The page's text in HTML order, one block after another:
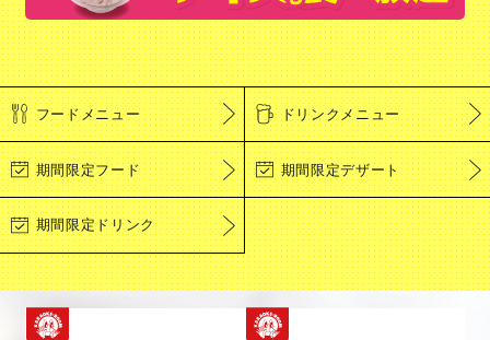
フードメニュー ドリンクメニュー
期間限定フード 期間限定デザート
期間限定ドリンク